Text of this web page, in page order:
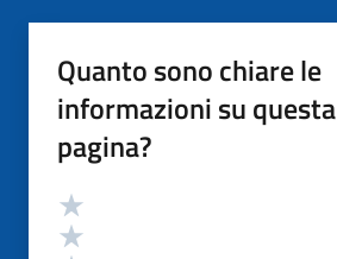
Quanto sono chiare le
informazioni su questa
pagina?
Valutazione